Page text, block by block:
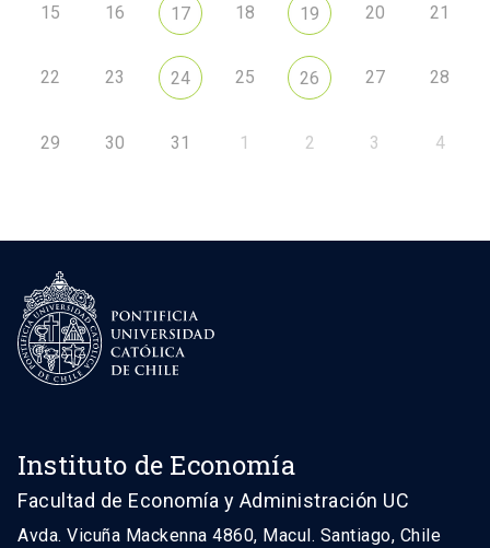
15 16 17 18 19 20 21
22 23 24 25 26 27 28
29 30 31 1 2 3 4
Instituto de Economía
Facultad de Economía y Administración UC
Avda. Vicuña Mackenna 4860, Macul. Santiago, Chile